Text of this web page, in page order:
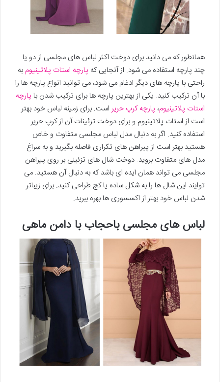
همانطور که می دانید برای دوخت اکثر لباس های مجلسی از دو یا
چند پارچه استفاده می شود. از آنجایی که پارچه استات پلاتینیومبه
راحتی با پارچه های دیگر ادغام می شود، می توانید انواع پارچه ها را
با آن ترکیب کنید. یکی از بهترین پارچه ها برای ترکیب شدن با پارچه
استات پلاتینیوم، پارچه کرپ حریر است. برای زمینه لباس خود بهتر
است از استات پلاتینیوم و برای دوخت تزئینات آن از کرپ حریر
استفاده کنید. اگر به دنبال مدل لباس مجلسی متفاوت و خاص
هستید بهتر است از پیراهن های تکراری فاصله بگیرید و به سراغ
مدل های متفاوت بروید. دوخت شال های تزئینی بر روی پیراهن
مجلسی می تواند همان ایده ای باشد که به دنبال آن هستید. می
توایند این شال ها را به شکل ساده یا کج طراحی کنید. برای زیباتر
شدن لباس خود بهتر از اکسسوری ها بهره ببرید.
لباس های مجلسی باحجاب با دامن ماهی